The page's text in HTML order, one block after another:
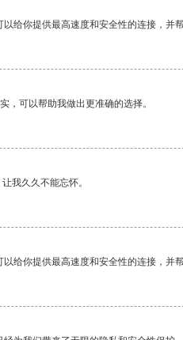
给你提供最高速度和安全性的连接，并
，可以帮助我做出更准确的选择。
我久久不能忘怀。
给你提供最高速度和安全性的连接，并